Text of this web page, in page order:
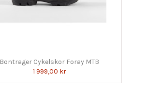
Bontrager Cykelskor Foray MTB
1 999,00 kr